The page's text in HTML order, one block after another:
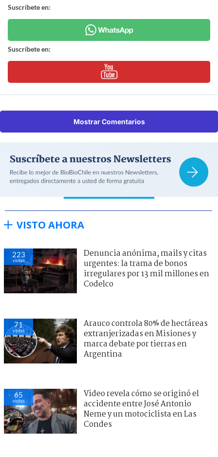
Suscríbete en:
Suscríbete en:
Mostrar Comentarios
VISTO AHORA
223
visitas
Denuncia anónima, mails y citas
urgentes: la trama de bonos
irregulares por 13 mil millones en
Codelco
71
visitas
Arauco controla 80% de hectáreas
extranjerizadas en Misiones y
marca debate por tierras en
Argentina
65
visitas
Video revela cómo se originó el
accidente entre José Antonio
Neme y un motociclista en Las
Condes